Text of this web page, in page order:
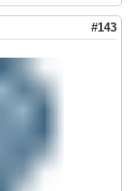
#143